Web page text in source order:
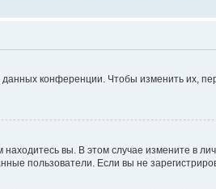
данных конференции. Чтобы изменить их,
вы. В этом случае измените в
пользователи. Если вы не